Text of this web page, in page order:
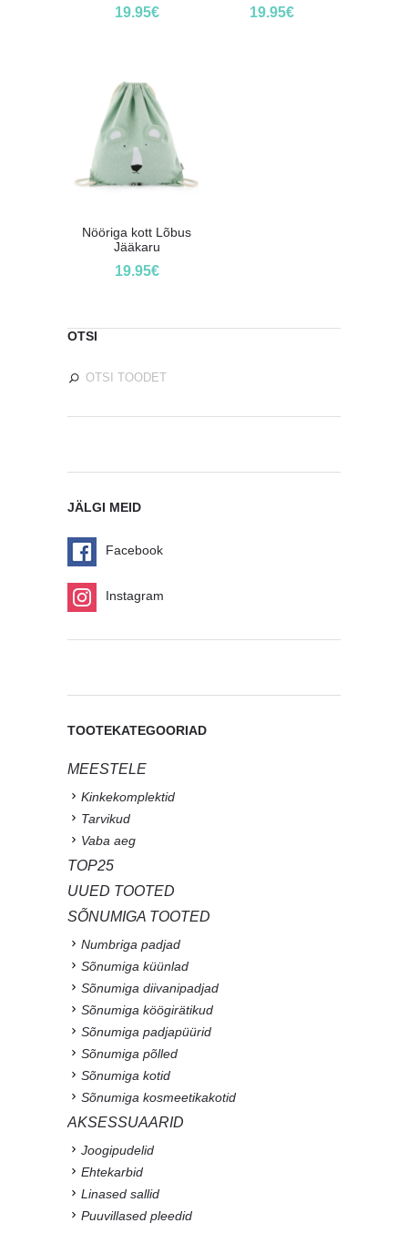
19.95€ 19.95€
Nööriga kott Lõbus
Jääkaru
19.95€
OTSI
JÄLGI MEID
Facebook
Instagram
TOOTEKATEGOORIAD
MEESTELE
Kinkekomplektid
Tarvikud
Vaba aeg
TOP25
UUED TOOTED
SÕNUMIGA TOOTED
Numbriga padjad
Sõnumiga küünlad
Sõnumiga diivanipadjad
Sõnumiga köögirätikud
Sõnumiga padjapüürid
Sõnumiga põlled
Sõnumiga kotid
Sõnumiga kosmeetikakotid
AKSESSUAARID
Joogipudelid
Ehtekarbid
Linased sallid
Puuvillased pleedid